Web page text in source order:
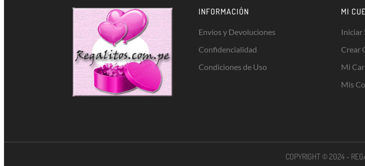
INFORMACIÓN
Envíos y Devoluciones
Confidencialidad
Condiciones de Uso
MI
Iniciar
Crear
Mi
Mis
COPYRIGHT © 2024 –